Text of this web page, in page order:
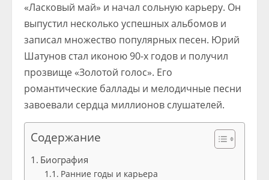
«Ласковый май» и начал сольную карьеру. Он
выпустил несколько успешных альбомов и
записал множество популярных песен. Юрий
Шатунов стал иконою 90-х годов и получил
прозвище «Золотой голос». Его
романтические баллады и мелодичные песни
завоевали сердца миллионов слушателей.
Содержание
Биография
Ранние годы и карьера